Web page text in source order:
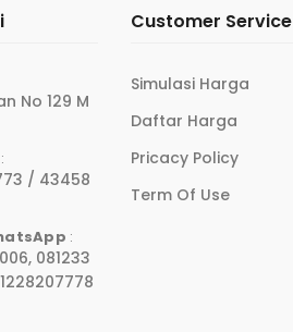
No 129 M
:
/ 43458
:
081233
Customer Service
Simulasi Harga
Daftar Harga
Pricacy Policy
Term Of Use